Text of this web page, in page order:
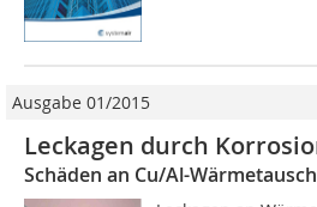
Ausgabe 01/2015
Leckagen durch
Schäden an Cu/Al-